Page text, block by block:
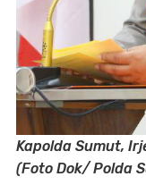
Kapolda Sumut,
(Foto Dok/ Polda